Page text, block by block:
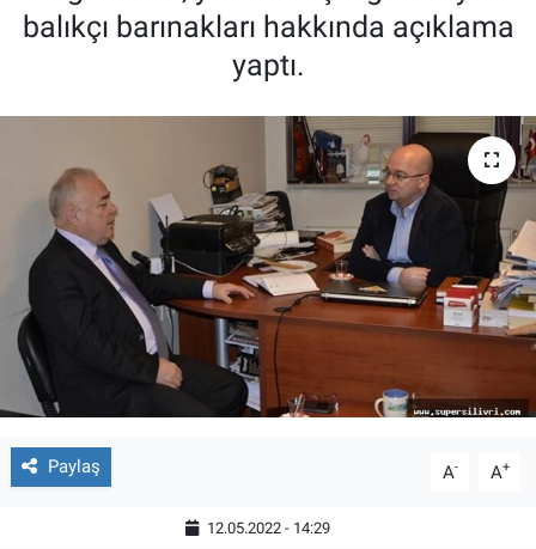
balıkçı barınakları hakkında açıklama
yaptı.
Paylaş A- A+
12.05.2022 - 14:29